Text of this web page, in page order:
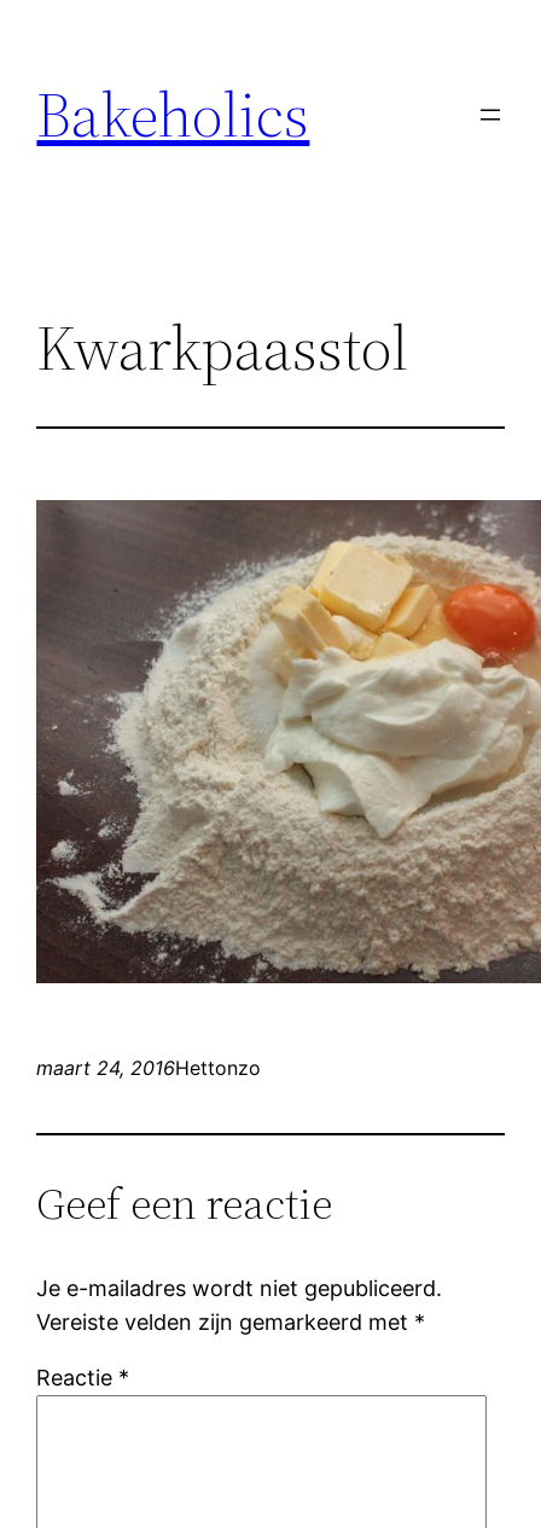
inhoud
Bakeholics
Kwarkpaasstol
maart 24, 2016Hettonzo
Geef een reactie
Je e-mailadres wordt niet gepubliceerd.
Vereiste velden zijn gemarkeerd met *
Reactie *